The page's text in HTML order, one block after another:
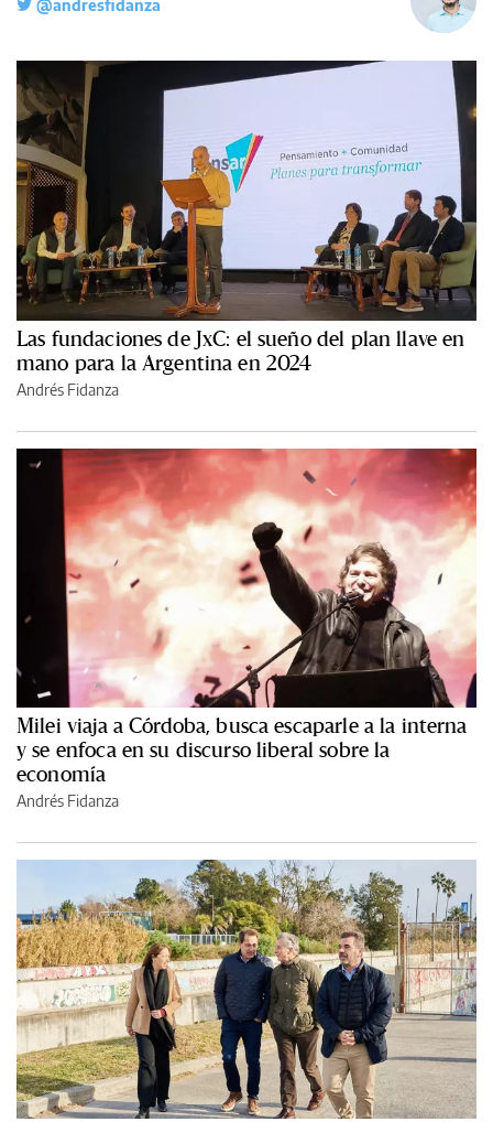
@andresfidanza
Las fundaciones de JxC: el sueño del plan llave en
mano para la Argentina en 2024
Andrés Fidanza
Milei viaja a Córdoba, busca escaparle a la interna
y se enfoca en su discurso liberal sobre la
economía
Andrés Fidanza